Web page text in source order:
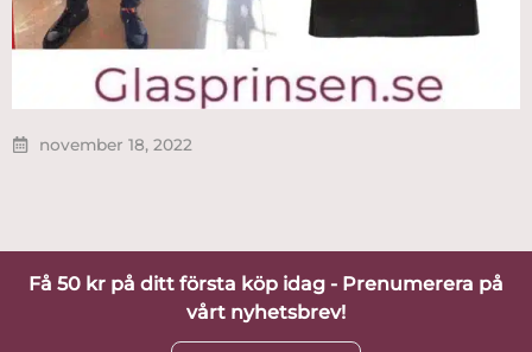
november 18, 2022
Få 50 kr på ditt första köp idag - Prenumerera på
vårt nyhetsbrev!